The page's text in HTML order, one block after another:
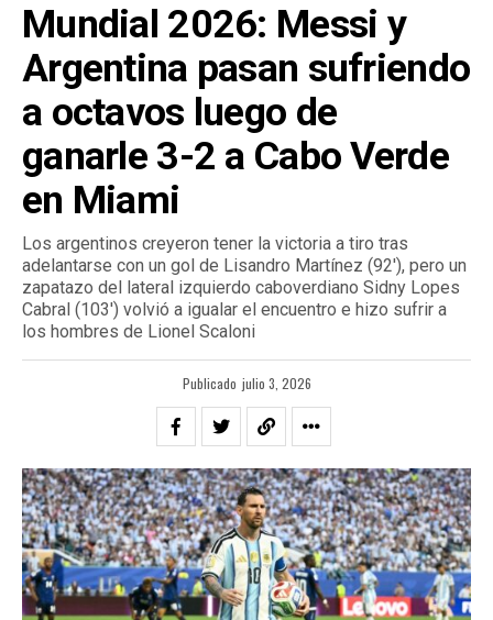
Mundial 2026: Messi y
Argentina pasan sufriendo
a octavos luego de
ganarle 3-2 a Cabo Verde
en Miami
Los argentinos creyeron tener la victoria a tiro tras
adelantarse con un gol de Lisandro Martínez (92′), pero un
zapatazo del lateral izquierdo caboverdiano Sidny Lopes
Cabral (103′) volvió a igualar el encuentro e hizo sufrir a
los hombres de Lionel Scaloni
Publicado julio 3, 2026